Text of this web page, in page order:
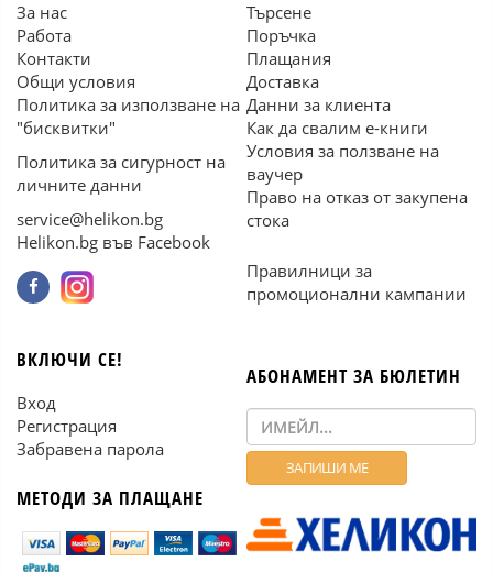
За нас
Работа
Контакти
Общи условия
Политика за използване на
"бисквитки"
Политика за сигурност на
личните данни
service@helikon.bg
Helikon.bg във Facebook
Търсене
Поръчка
Плащания
Доставка
Данни за клиента
Как да свалим е-книги
Условия за ползване на
ваучер
Право на отказ от закупена
стока
Правилници за
промоционални кампании
ВКЛЮЧИ СЕ!
Вход
Регистрация
Забравена парола
МЕТОДИ ЗА ПЛАЩАНЕ
АБОНАМЕНТ ЗА БЮЛЕТИН